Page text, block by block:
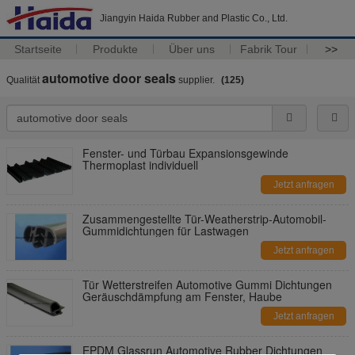
Jiangyin Haida Rubber and Plastic Co., Ltd.
Startseite Produkte Über uns Fabrik Tour >>
Qualität automotive door seals supplier. (125)
Fenster- und Türbau Expansionsgewinde
Thermoplast individuell
Jetzt anfragen
Zusammengestellte Tür-Weatherstrip-Automobil-
Gummidichtungen für Lastwagen
Jetzt anfragen
Tür Wetterstreifen Automotive Gummi Dichtungen
Geräuschdämpfung am Fenster, Haube
Jetzt anfragen
EPDM Glassrun Automotive Rubber Dichtungen